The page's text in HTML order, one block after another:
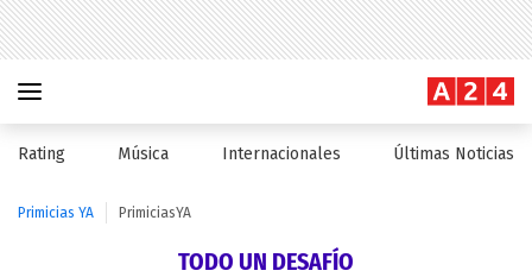
Rating Música Internacionales Últimas Noticias
Primicias YA PrimiciasYA
TODO UN DESAFÍO